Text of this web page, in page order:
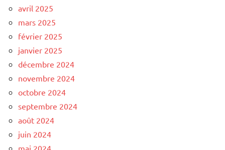
avril 2025
mars 2025
février 2025
janvier 2025
décembre 2024
novembre 2024
octobre 2024
septembre 2024
août 2024
juin 2024
mai 2024